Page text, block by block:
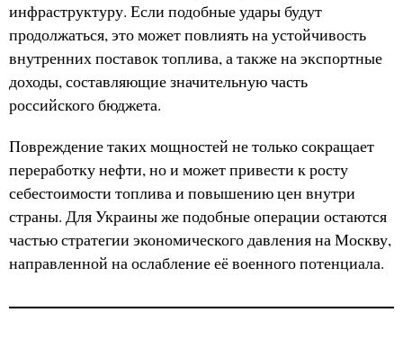
инфраструктуру. Если подобные удары будут
продолжаться, это может повлиять на устойчивость
внутренних поставок топлива, а также на экспортные
доходы, составляющие значительную часть
российского бюджета.
Повреждение таких мощностей не только сокращает
переработку нефти, но и может привести к росту
себестоимости топлива и повышению цен внутри
страны. Для Украины же подобные операции остаются
частью стратегии экономического давления на Москву,
направленной на ослабление её военного потенциала.